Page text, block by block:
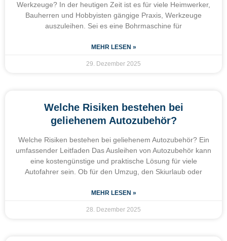
Werkzeuge? In der heutigen Zeit ist es für viele Heimwerker,
Bauherren und Hobbyisten gängige Praxis, Werkzeuge
auszuleihen. Sei es eine Bohrmaschine für
MEHR LESEN »
29. Dezember 2025
Welche Risiken bestehen bei
geliehenem Autozubehör?
Welche Risiken bestehen bei geliehenem Autozubehör? Ein
umfassender Leitfaden Das Ausleihen von Autozubehör kann
eine kostengünstige und praktische Lösung für viele
Autofahrer sein. Ob für den Umzug, den Skiurlaub oder
MEHR LESEN »
28. Dezember 2025